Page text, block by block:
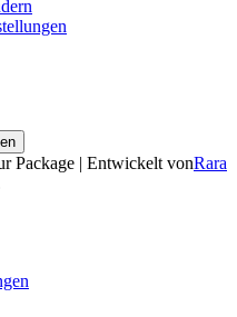
Package | Entwickelt vonRara